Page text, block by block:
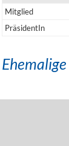
Mitglied
PräsidentIn